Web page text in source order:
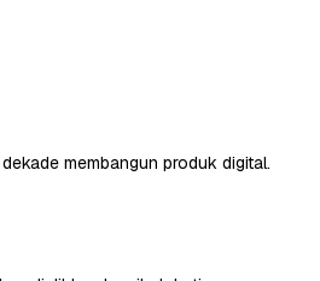
membangun produk digital.